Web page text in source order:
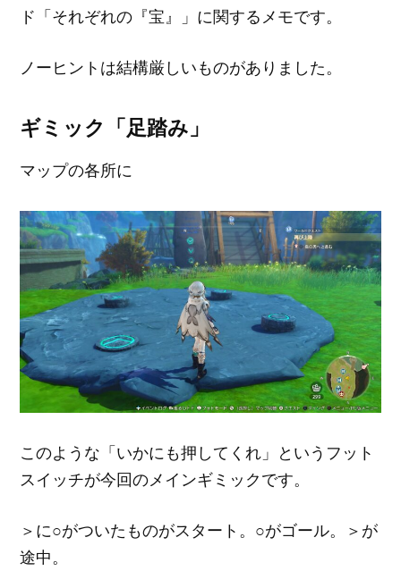
ド「それぞれの『宝』」に関するメモです。
ノーヒントは結構厳しいものがありました。
ギミック「足踏み」
マップの各所に
このような「いかにも押してくれ」というフット
スイッチが今回のメインギミックです。
＞に○がついたものがスタート。○がゴール。＞が
途中。